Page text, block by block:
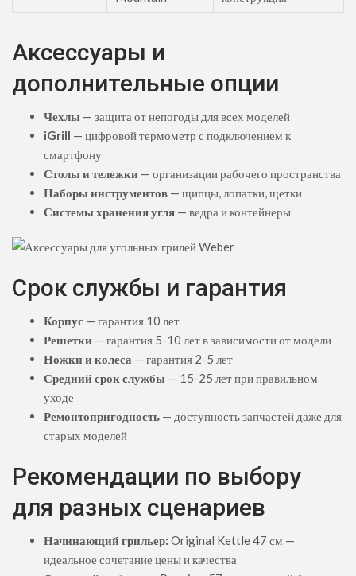
Аксессуары и
дополнительные опции
Чехлы — защита от непогоды для всех моделей
iGrill — цифровой термометр с подключением к
смартфону
Столы и тележки — организации рабочего пространства
Наборы инструментов — щипцы, лопатки, щетки
Системы хранения угля — ведра и контейнеры
Срок службы и гарантия
Корпус — гарантия 10 лет
Решетки — гарантия 5-10 лет в зависимости от модели
Ножки и колеса — гарантия 2-5 лет
Средний срок службы — 15-25 лет при правильном
уходе
Ремонтопригодность — доступность запчастей даже для
старых моделей
Рекомендации по выбору
для разных сценариев
Начинающий грильер: Original Kettle 47 см —
идеальное сочетание цены и качества